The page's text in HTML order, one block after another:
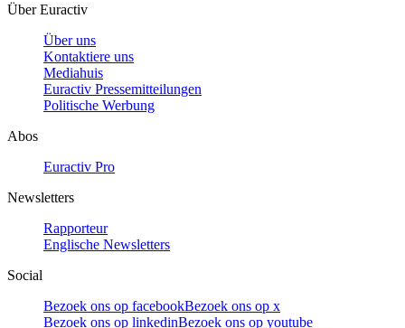
Über Euractiv
Über uns
Kontaktiere uns
Mediahuis
Euractiv Pressemitteilungen
Politische Werbung
Abos
Euractiv Pro
Newsletters
Rapporteur
Englische Newsletters
Social
Bezoek ons op facebookBezoek ons op x
Bezoek ons op linkedinBezoek ons op youtube